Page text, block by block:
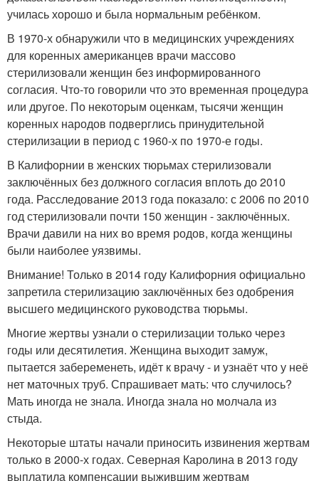
училась хорошо и была нормальным ребёнком.
В 1970-х обнаружили что в медицинских учреждениях
для коренных американцев врачи массово
стерилизовали женщин без информированного
согласия. Что-то говорили что это временная процедура
или другое. По некоторым оценкам, тысячи женщин
коренных народов подверглись принудительной
стерилизации в период с 1960-х по 1970-е годы.
В Калифорнии в женских тюрьмах стерилизовали
заключённых без должного согласия вплоть до 2010
года. Расследование 2013 года показало: с 2006 по 2010
год стерилизовали почти 150 женщин - заключённых.
Врачи давили на них во время родов, когда женщины
были наиболее уязвимы.
Внимание! Только в 2014 году Калифорния официально
запретила стерилизацию заключённых без одобрения
высшего медицинского руководства тюрьмы.
Многие жертвы узнали о стерилизации только через
годы или десятилетия. Женщина выходит замуж,
пытается забеременеть, идёт к врачу - и узнаёт что у неё
нет маточных труб. Спрашивает мать: что случилось?
Мать иногда не знала. Иногда знала но молчала из
стыда.
Некоторые штаты начали приносить извинения жертвам
только в 2000-х годах. Северная Каролина в 2013 году
выплатила компенсации выжившим жертвам